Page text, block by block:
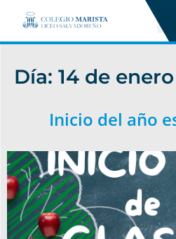
Día: 14 de
Inicio del año